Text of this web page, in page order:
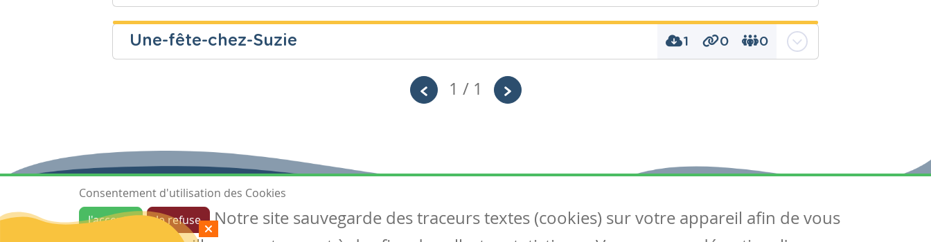
Une-fête-chez-Suzie 1 0 0
Savoir lire- Eclat de lire Averbode "Une fête chez Suzie"
1 / 1
Ressources Articles Suivez-nous
Consentement d'utilisation des Cookies
J'accepte
Je refuse
Notre site sauvegarde des traceurs textes (cookies) sur votre appareil afin de vous